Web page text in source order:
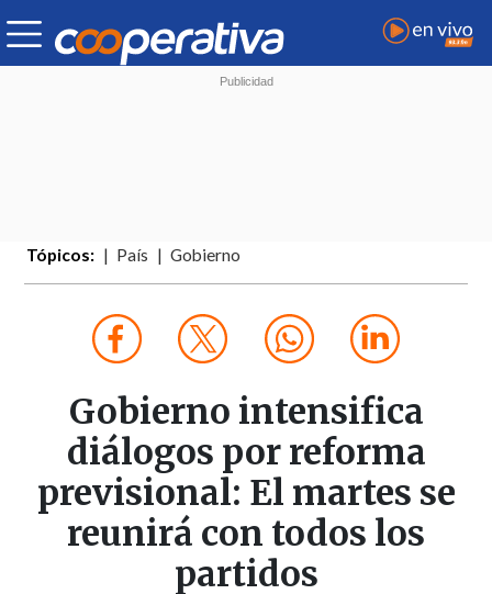
Tópicos: País Gobierno
Gobierno intensifica
diálogos por reforma
previsional: El martes se
reunirá con todos los
partidos